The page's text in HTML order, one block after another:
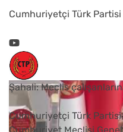
Cumhuriyetçi Türk Partisi
Şahali: Meclis
Cumhuriyetçi Türk